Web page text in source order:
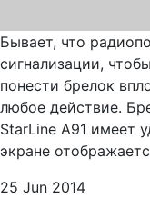
Бывает, что
сигнализации,
понести брелок
любое действие.
StarLine A91 имеет
экране
25 Jun 2014